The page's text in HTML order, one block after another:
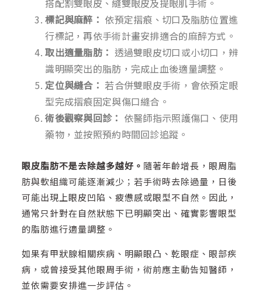
搭配割雙眼皮、縫雙眼皮及提眼肌手術。
標記與麻醉： 依預定摺痕、切口及脂肪位置進
行標記，再依手術計畫安排適合的麻醉方式。
取出適量脂肪： 透過雙眼皮切口或小切口，辨
識明顯突出的脂肪，完成止血後適量調整。
定位與縫合： 若合併雙眼皮手術，會依預定眼
型完成摺痕固定與傷口縫合。
術後觀察與回診： 依醫師指示照護傷口、使用
藥物，並按照預約時間回診追蹤。
眼皮脂肪不是去除越多越好。 隨著年齡增長，眼周脂
肪與軟組織可能逐漸減少；若手術時去除過量，日後
可能出現上眼皮凹陷、疲憊感或眼型不自然。因此，
通常只針對在自然狀態下已明顯突出、確實影響眼型
的脂肪進行適量調整。
如果有甲狀腺相關疾病、明顯眼凸、乾眼症、眼部疾
病，或曾接受其他眼周手術，術前應主動告知醫師，
並依需要安排進一步評估。